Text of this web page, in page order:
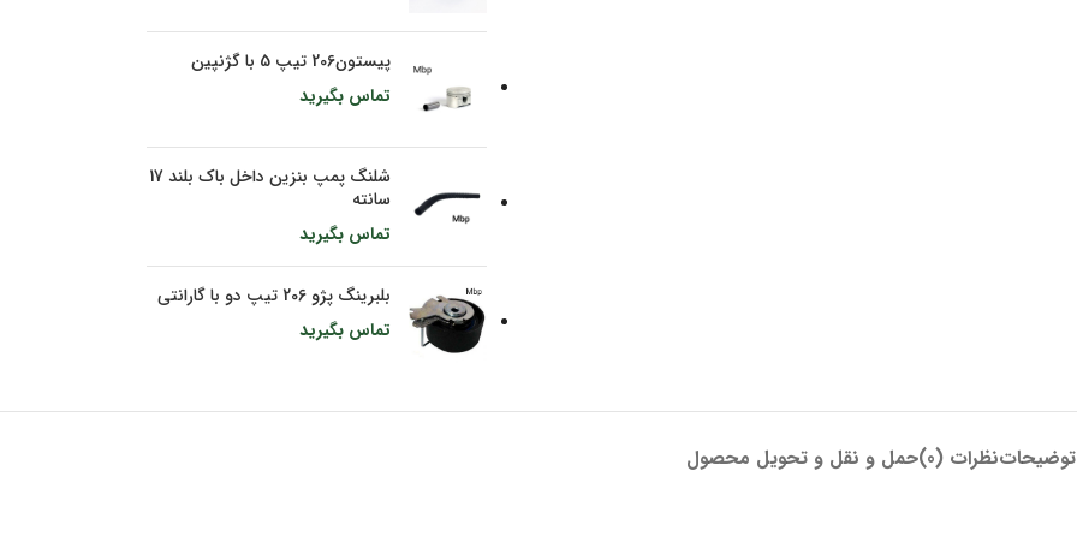
پیستون206 تیپ 5 با گژنپین
تماس بگیرید
شلنگ پمپ بنزین داخل باک بلند 17
سانته
تماس بگیرید
بلبرینگ پژو 206 تیپ دو با گارانتی
تماس بگیرید
توضیحاتنظرات (0) حمل و نقل و تحویل محصول